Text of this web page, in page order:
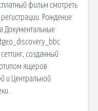
фильм смотреть
Рождение
Документальные
созданный
ящеров
и Центральной